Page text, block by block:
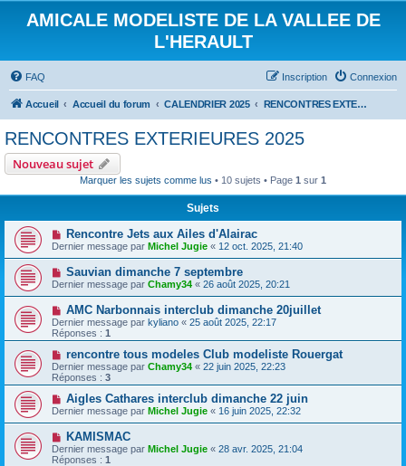
AMICALE MODELISTE DE LA VALLEE DE
L'HERAULT
FAQ Connexion
Inscription
Accueil Accueil du forum CALENDRIER 2025 RENCONTRES EXTERIEURES 2025
RENCONTRES EXTERIEURES 2025
Nouveau sujet
Marquer les sujets comme lus • 10 sujets • Page 1 sur 1
Sujets
Rencontre Jets aux Ailes d'Alairac
Dernier message par Michel Jugie « 12 oct. 2025, 21:40
Sauvian dimanche 7 septembre
Dernier message par Chamy34 « 26 août 2025, 20:21
AMC Narbonnais interclub dimanche 20juillet
Dernier message par kyliano « 25 août 2025, 22:17
Réponses : 1
rencontre tous modeles Club modeliste Rouergat
Dernier message par Chamy34 « 22 juin 2025, 22:23
Réponses : 3
Aigles Cathares interclub dimanche 22 juin
Dernier message par Michel Jugie « 16 juin 2025, 22:32
KAMISMAC
Dernier message par Michel Jugie « 28 avr. 2025, 21:04
Réponses : 1